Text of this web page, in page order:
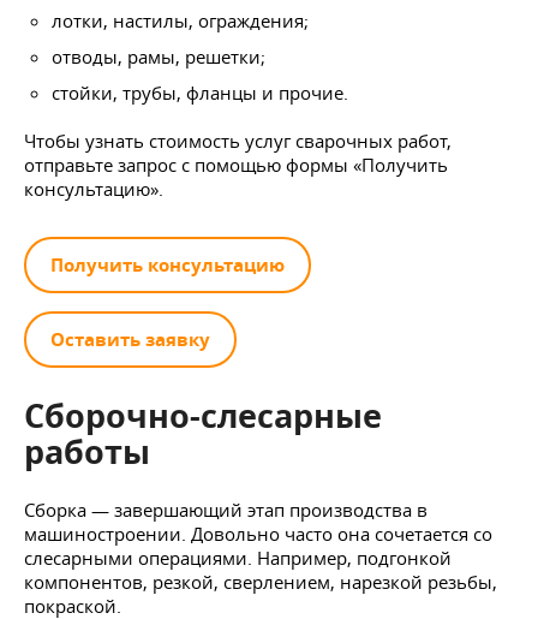
лотки, настилы, ограждения;
отводы, рамы, решетки;
стойки, трубы, фланцы и прочие.
Чтобы узнать стоимость услуг сварочных работ,
отправьте запрос с помощью формы «Получить
консультацию».
Получить консультацию
Оставить заявку
Сборочно-слесарные
работы
Сборка — завершающий этап производства в
машиностроении. Довольно часто она сочетается со
слесарными операциями. Например, подгонкой
компонентов, резкой, сверлением, нарезкой резьбы,
покраской.